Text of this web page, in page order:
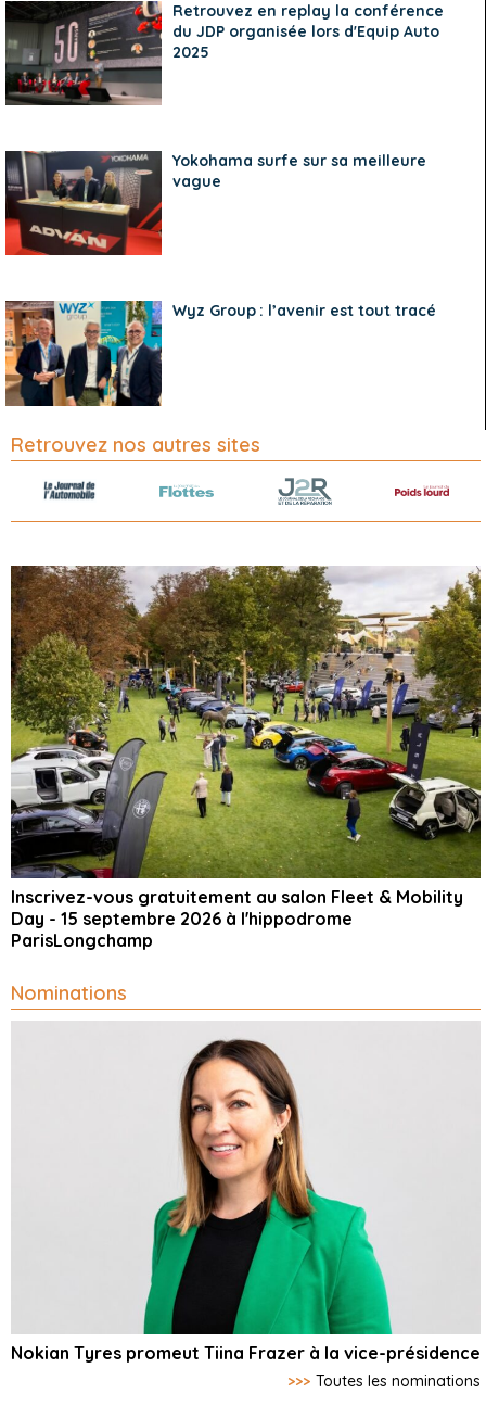
Retrouvez en replay la conférence
du JDP organisée lors d'Equip Auto
2025
Yokohama surfe sur sa meilleure
vague
Wyz Group : l’avenir est tout tracé
Retrouvez nos autres sites
Inscrivez-vous gratuitement au salon Fleet & Mobility
Day - 15 septembre 2026 à l'hippodrome
ParisLongchamp
Nominations
Nokian Tyres promeut Tiina Frazer à la vice-présidence
>>> Toutes les nominations